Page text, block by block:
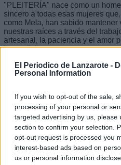
El Periodico de Lanzarote -
Personal Information
If you wish to opt-out of the sale,
processing of your personal or
targeted advertising by us, please
section to confirm your selection.
opt-out request is processed you
interest-based ads based on
us or personal information
"PLEITERÍA" nace como un
sincero a todas esas mujeres que,
como Mela, han sabido mantener
nuestras raíces a través del
artesanal, la paciencia y el amor
las tradiciones.
El acto contará además con la
actuación especial de Alexis
emoción, memoria y
Este homenaje cuenta con la
colaboración del Área de
Cabildo de Lanzarote, dirigida por
Revelo, sumando esfuerzos entre
instituciones para seguir
valor el legado artesanal y